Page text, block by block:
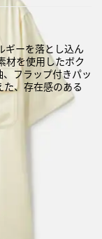
ギーを落とし込ん
材を使用したボク
フラップ付きパッ
、存在感のある